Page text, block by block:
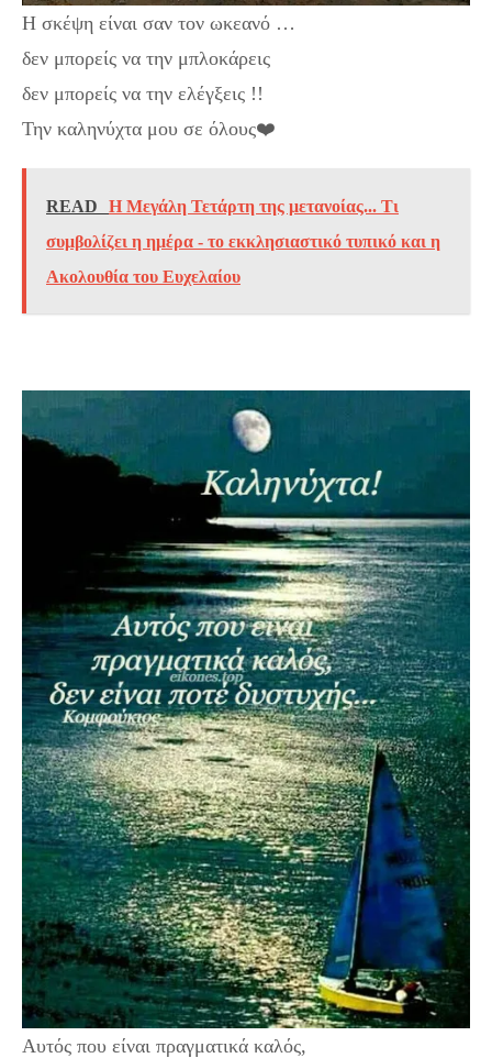
Η σκέψη είναι σαν τον ωκεανό …
δεν μπορείς να την μπλοκάρεις
δεν μπορείς να την ελέγξεις !!
Την καληνύχτα μου σε όλους❤️
READ
Η Μεγάλη Τετάρτη της μετανοίας... Τι
συμβολίζει η ημέρα - το εκκλησιαστικό τυπικό και η
Ακολουθία του Ευχελαίου
Αυτός που είναι πραγματικά καλός,